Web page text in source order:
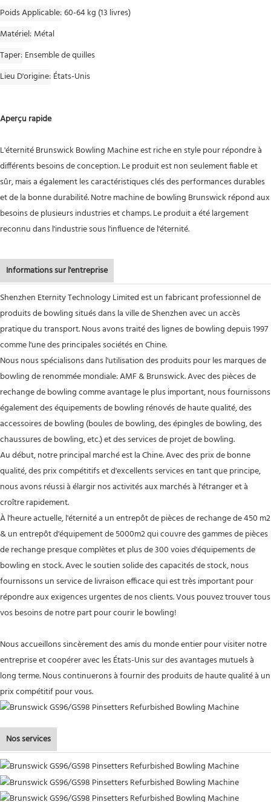
Poids Applicable 60-64 kg (13 livres)
Matériel Métal
Taper Ensemble de quilles
Lieu D'origine États-Unis
Aperçu rapide
L'éternité Brunswick Bowling Machine est riche en style pour répondre à
différents besoins de conception. Le produit est non seulement fiable et
sûr, mais a également les caractéristiques clés des performances durables
et de la bonne durabilité. Notre machine de bowling Brunswick répond aux
besoins de plusieurs industries et champs. Le produit a été largement
reconnu dans l'industrie sous l'influence de l'éternité.
Informations sur l'entreprise
Shenzhen Eternity Technology Limited est un fabricant professionnel de
produits de bowling situés dans la ville de Shenzhen avec un accès
pratique du transport. Nous avons traité des lignes de bowling depuis 1997
comme l'une des principales sociétés en Chine.
Nous nous spécialisons dans l'utilisation des produits pour les marques de
bowling de renommée mondiale: AMF & Brunswick. Avec des pièces de
rechange de bowling comme avantage le plus important, nous fournissons
également des équipements de bowling rénovés de haute qualité, des
accessoires de bowling (boules de bowling, des épingles de bowling, des
chaussures de bowling, etc.) et des services de projet de bowling.
Au début, notre principal marché est la Chine. Avec des prix de bonne
qualité, des prix compétitifs et d'excellents services en tant que principe,
nous avons réussi à élargir nos activités aux marchés à l'étranger et à
croître rapidement.
À l'heure actuelle, l'éternité a un entrepôt de pièces de rechange de 450 m2
& un entrepôt d'équipement de 5000m2 qui couvre des gammes de pièces
de rechange presque complètes et plus de 300 voies d'équipements de
bowling en stock. Avec le soutien solide des capacités de stock, nous
fournissons un service de livraison efficace qui est très important pour
répondre aux exigences urgentes de nos clients. Vous pouvez trouver tous
vos besoins de notre part pour courir le bowling!
Nous accueillons sincèrement des amis du monde entier pour visiter notre
entreprise et coopérer avec les États-Unis sur des avantages mutuels à
long terme. Nous continuerons à fournir des produits de haute qualité à un
prix compétitif pour vous.
Nos services